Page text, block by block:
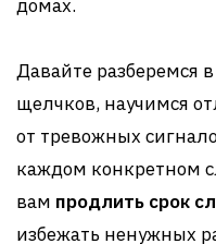
домах.
Давайте разберемся
щелчков, научимся
от тревожных
каждом конкретном
вам продлить срок
избежать ненужных